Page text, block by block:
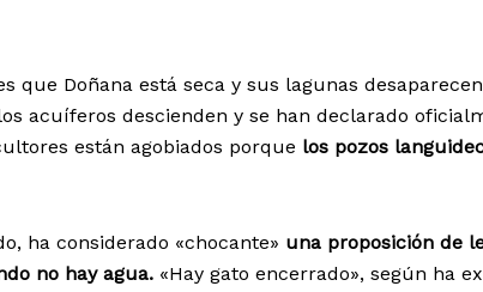
que Doñana está seca y sus lagunas
acuíferos descienden y se han declarado
están agobiados porque los pozos
ha considerado «chocante» una proposición de
no hay agua. «Hay gato encerrado», según ha